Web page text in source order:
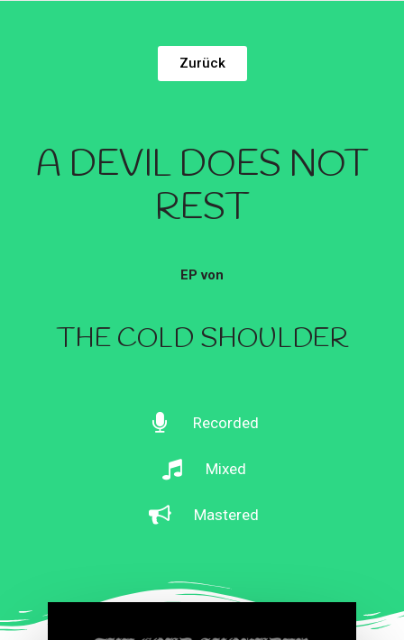
Zurück
A DEVIL DOES NOT
REST
EP von
THE COLD SHOULDER
Recorded
Mixed
Mastered